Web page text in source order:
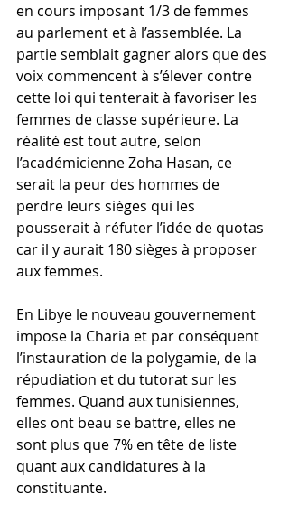
en cours imposant 1/3 de femmes
au parlement et à l’assemblée. La
partie semblait gagner alors que des
voix commencent à s’élever contre
cette loi qui tenterait à favoriser les
femmes de classe supérieure. La
réalité est tout autre, selon
l’académicienne Zoha Hasan, ce
serait la peur des hommes de
perdre leurs sièges qui les
pousserait à réfuter l’idée de quotas
car il y aurait 180 sièges à proposer
aux femmes.
En Libye le nouveau gouvernement
impose la Charia et par conséquent
l’instauration de la polygamie, de la
répudiation et du tutorat sur les
femmes. Quand aux tunisiennes,
elles ont beau se battre, elles ne
sont plus que 7% en tête de liste
quant aux candidatures à la
constituante.